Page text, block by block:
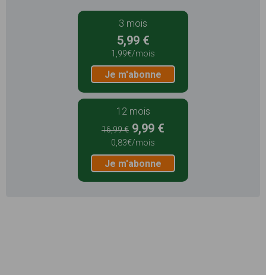
3 mois
5,99 €
1,99€/mois
Je m'abonne
12 mois
16,99 € 9,99 €
0,83€/mois
Je m'abonne